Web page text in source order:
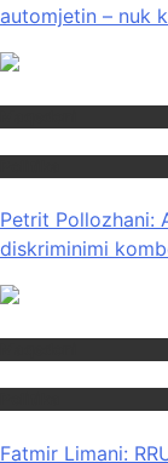
automjetin – nuk
Petrit Pollozhani:
diskriminimi
Fatmir Limani: